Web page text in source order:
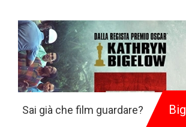
Sai già che film guardare?